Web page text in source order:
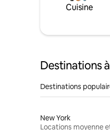
Cuisine
Destinations
Destinations
New York